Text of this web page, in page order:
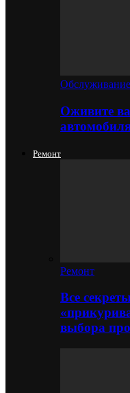
Обслуживание
Оживите
Ремонт
Ремонт
Все
выбора